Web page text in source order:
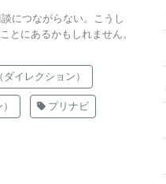
につながらない。こうし
にあるかもしれません。
イレクション）
プリナビ